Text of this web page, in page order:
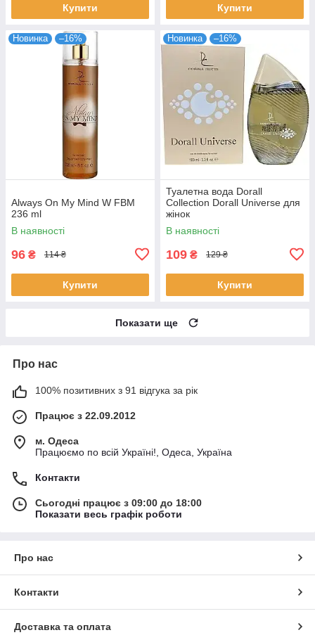
Купити Купити
Новинка –16%
Always On My Mind W FBM
236 ml
В наявності
96 ₴ 114 ₴
Купити
Новинка –16%
Туалетна вода Dorall
Collection Dorall Universe для
жінок
В наявності
109 ₴ 129 ₴
Купити
Показати ще
Про нас
100% позитивних з 91 відгука за рік
Працює з 22.09.2012
м. Одеса
Працюємо по всій Україні!, Одеса, Україна
Контакти
Сьогодні працює з 09:00 до 18:00
Показати весь графік роботи
Про нас
Контакти
Доставка та оплата